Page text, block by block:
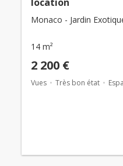
Monaco - Jardin
14 m²
2 200 €
Vues Très bon état